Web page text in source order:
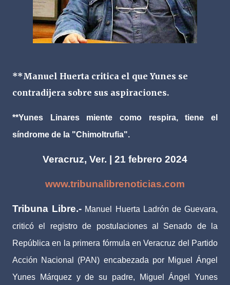
**Manuel Huerta critica el que Yunes se
contradijera sobre sus aspiraciones.
**Yunes Linares miente como respira, tiene el
síndrome de la "Chimoltrufia".
Veracruz, Ver. | 21 febrero 2024
www.tribunalibrenoticias.com
Tribuna Libre.- Manuel Huerta Ladrón de Guevara,
criticó el registro de postulaciones al Senado de la
República en la primera fórmula en Veracruz del Partido
Acción Nacional (PAN) encabezada por Miguel Ángel
Yunes Márquez y de su padre, Miguel Ángel Yunes